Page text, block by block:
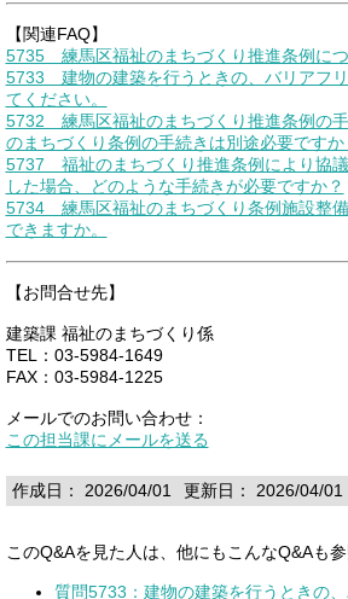
【関連FAQ】
5735 練馬区福祉のまちづくり推進条例につ
5733 建物の建築を行うときの、バリアフ
てください。
5732 練馬区福祉のまちづくり推進条例の
のまちづくり条例の手続きは別途必要ですか
5737 福祉のまちづくり推進条例により協
した場合、どのような手続きが必要ですか？
5734 練馬区福祉のまちづくり条例施設整
できますか。
【お問合せ先】
建築課 福祉のまちづくり係
TEL：03-5984-1649
FAX：03-5984-1225
メールでのお問い合わせ：
この担当課にメールを送る
作成日： 2026/04/01 更新日： 2026/04/01
このQ&Aを見た人は、他にもこんなQ&Aも参
質問5733：建物の建築を行うときの